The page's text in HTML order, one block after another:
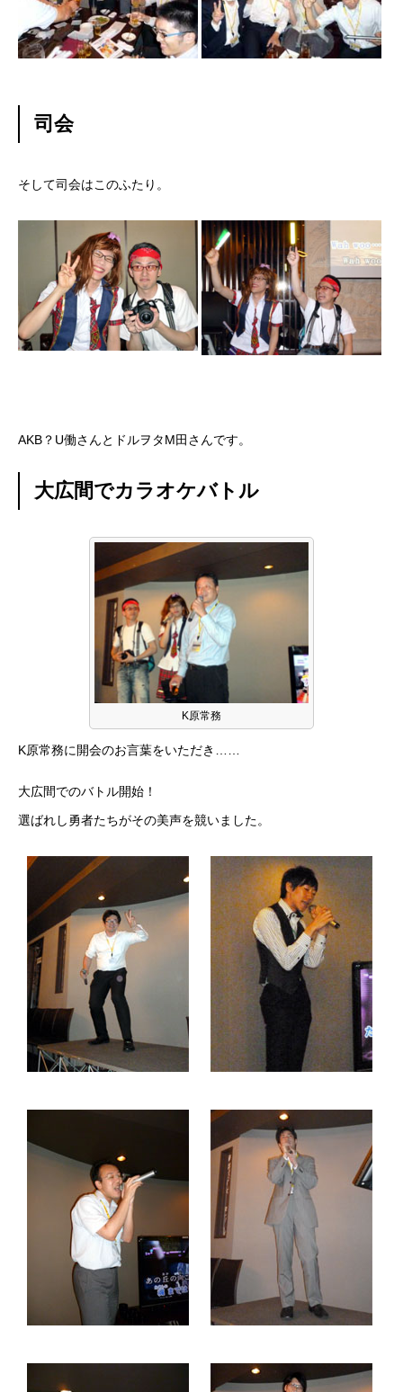
福利厚生
雰囲気を知る
社員を知る Interview
社員インタビュー
新卒採用エントリー
第二新卒採用エントリー
リファラル採用エントリー
アルムナイ採用エントリー
企業 事業 業務 待遇 ブログ
司会
そして司会はこのふたり。
AKB？U働さんとドルヲタM田さんです。
大広間でカラオケバトル
K原常務
K原常務に開会のお言葉をいただき……
大広間でのバトル開始！
選ばれし勇者たちがその美声を競いました。